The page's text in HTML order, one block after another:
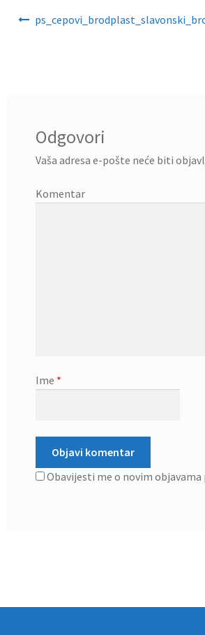
Navigacija objava
Odgovori
Vaša adresa e-pošte neće biti
Komentar
Ime *
Obavijesti me o novim